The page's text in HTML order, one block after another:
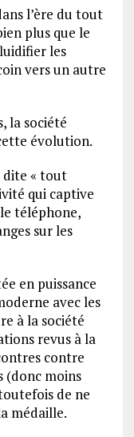
l’ère du tout
plus que le
les
vers un autre
la société
évolution.
dite « tout
qui captive
téléphone,
sur les
en puissance
avec les
à la société
revus à la
contre
(donc moins
de ne
médaille.